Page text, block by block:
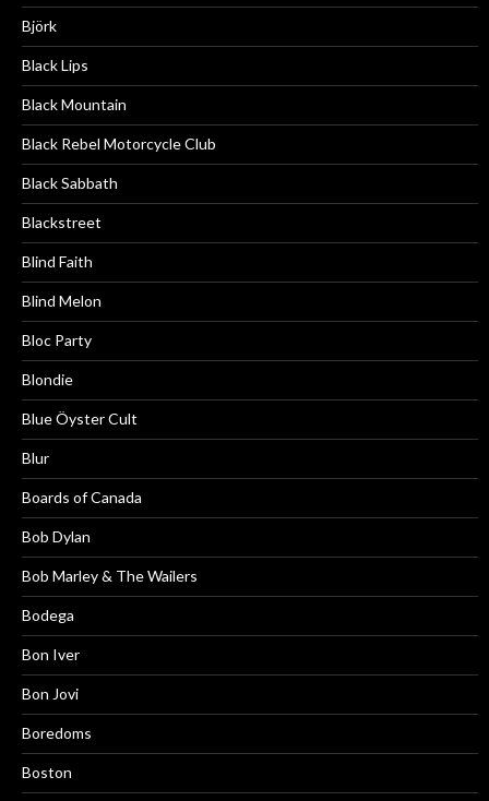
Björk
Black Lips
Black Mountain
Black Rebel Motorcycle Club
Black Sabbath
Blackstreet
Blind Faith
Blind Melon
Bloc Party
Blondie
Blue Öyster Cult
Blur
Boards of Canada
Bob Dylan
Bob Marley & The Wailers
Bodega
Bon Iver
Bon Jovi
Boredoms
Boston